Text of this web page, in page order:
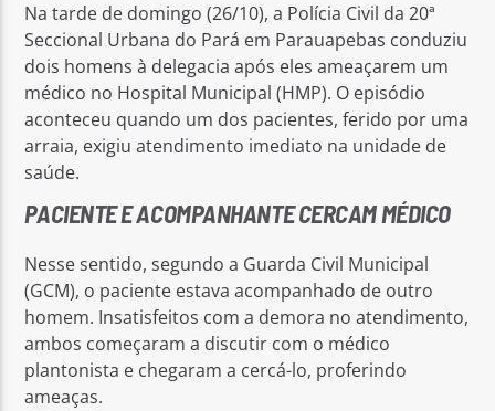
Na tarde de domingo (26/10), a Polícia Civil da 20ª
Seccional Urbana do Pará em Parauapebas conduziu
dois homens à delegacia após eles ameaçarem um
médico no Hospital Municipal (HMP). O episódio
aconteceu quando um dos pacientes, ferido por uma
arraia, exigiu atendimento imediato na unidade de
saúde.
PACIENTE E ACOMPANHANTE CERCAM MÉDICO
Nesse sentido, segundo a Guarda Civil Municipal
(GCM), o paciente estava acompanhado de outro
homem. Insatisfeitos com a demora no atendimento,
ambos começaram a discutir com o médico
plantonista e chegaram a cercá-lo, proferindo
ameaças.